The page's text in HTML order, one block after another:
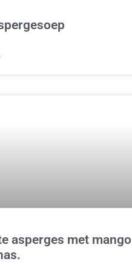
asperges met mango